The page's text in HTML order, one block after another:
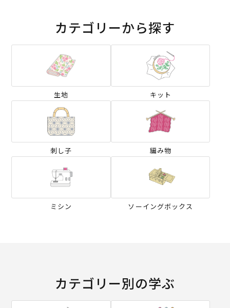
カテゴリーから探す
生地 キット
刺し子 編み物
ミシン ソーイングボックス
カテゴリー別の学ぶ